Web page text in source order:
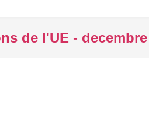
de l'UE - decembre